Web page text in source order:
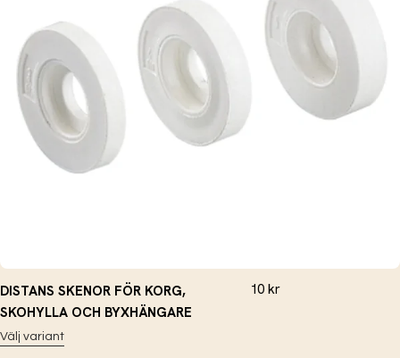
DISTANS SKENOR FÖR KORG,
SKOHYLLA OCH BYXHÄNGARE
Välj variant
10 kr